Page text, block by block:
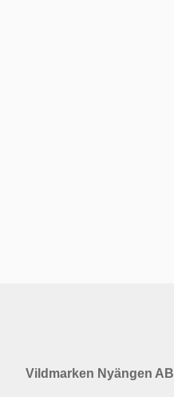
Vildmarken Nyängen AB